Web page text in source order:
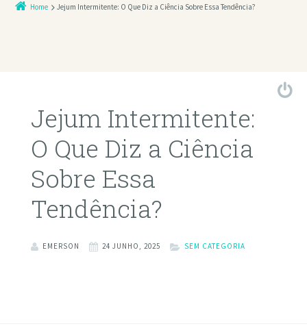
Home Jejum Intermitente: O Que Diz a Ciência Sobre Essa Tendência?
Jejum Intermitente:
O Que Diz a Ciência
Sobre Essa
Tendência?
EMERSON 24 JUNHO, 2025 SEM CATEGORIA